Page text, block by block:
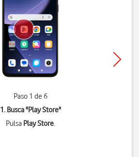
Paso 1 de 6
1. Busca "Play Store"
Pulsa Play Store.